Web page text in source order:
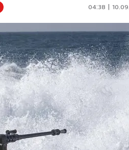
10.09.23 |